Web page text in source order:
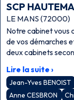
SCP
LE MANS (72000)
Notre cabinet vous
de vos démarches
deux cabinets
Lire la suite ›
Jean-Yves BENOIST
Anne CESBRON